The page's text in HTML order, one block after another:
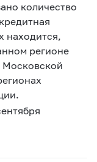
количество
находится,
регионе
Московской